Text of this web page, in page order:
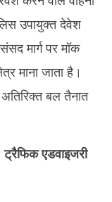
उपायुक्त देवेश
मार्ग पर मॉक
माना जाता है।
बल तैनात
ट्रैफिक एडवाइजरी